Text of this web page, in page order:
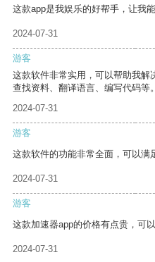
这款app是我娱乐的好帮手，让我
2024-07-31
游客
这款软件非常实用，可以帮助我解
查找资料、翻译语言、编写代码等。
2024-07-31
游客
这款软件的功能非常全面，可以满
2024-07-31
游客
这款加速器app的价格有点贵，可
2024-07-31